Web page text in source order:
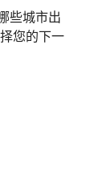
些城市出
您的下一